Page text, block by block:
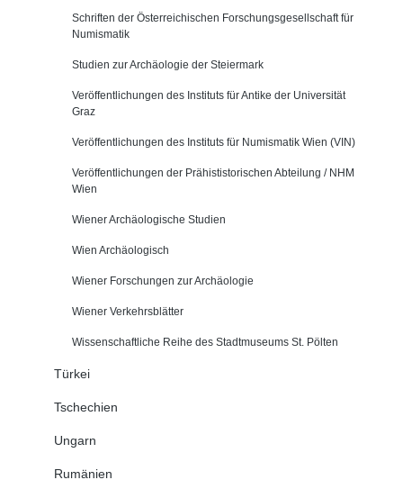
Schriften der Österreichischen Forschungsgesellschaft für
Numismatik
Studien zur Archäologie der Steiermark
Veröffentlichungen des Instituts für Antike der Universität
Graz
Veröffentlichungen des Instituts für Numismatik Wien (VIN)
Veröffentlichungen der Prähististorischen Abteilung / NHM
Wien
Wiener Archäologische Studien
Wien Archäologisch
Wiener Forschungen zur Archäologie
Wiener Verkehrsblätter
Wissenschaftliche Reihe des Stadtmuseums St. Pölten
Türkei
Tschechien
Ungarn
Rumänien